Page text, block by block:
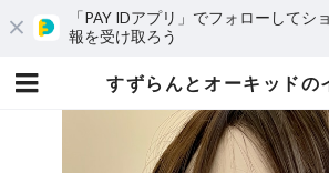
「PAY IDアプリ」でフォローしてシ
報を受け取ろう